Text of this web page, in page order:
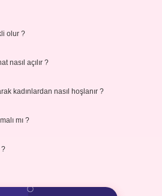
olur ?
nasıl açılır ?
kadınlardan nasıl hoşlanır ?
mı ?
?